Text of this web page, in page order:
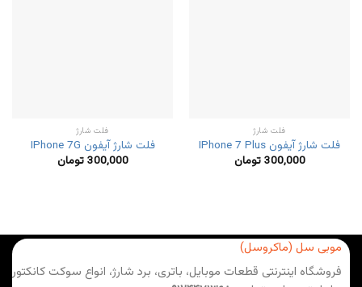
فلت شارژ
فلت شارژ آیفون IPhone 7 Plus
300,000 تومان
فلت شارژ
فلت شارژ آیفون IPhone 7G
300,000 تومان
موبی سل (ماکروسل)
فروشگاه اینترنتی قطعات موبایل، باتری، برد شارژ، انواع سوکت کانکتور